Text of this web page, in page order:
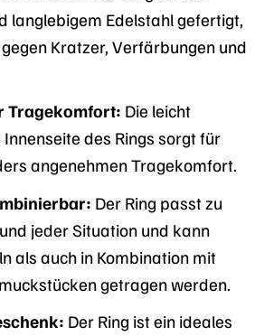
langlebigem Edelstahl gefertigt,
Kratzer, Verfärbungen und
Tragekomfort: Die leicht
des Rings sorgt für
angenehmen Tragekomfort.
Der Ring passt zu
jeder Situation und kann
als auch in Kombination mit
getragen werden.
Der Ring ist ein ideales